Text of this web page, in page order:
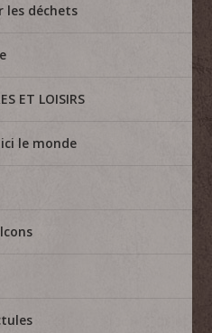
les déchets
ET LOISIRS
le monde